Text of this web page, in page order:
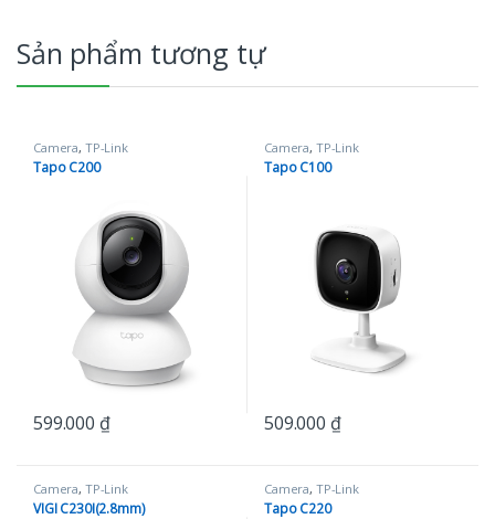
Sản phẩm tương tự
Camera, TP-Link
Tapo C200
599.000 ₫
Camera, TP-Link
Tapo C100
509.000 ₫
Camera, TP-Link
VIGI C230I(2.8mm)
Camera, TP-Link
Tapo C220